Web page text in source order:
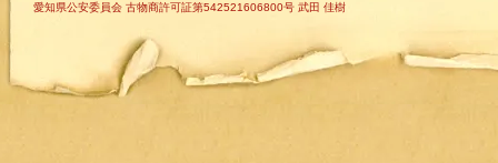
愛知県公安委員会 古物商許可証第542521606800号 武田 佳樹